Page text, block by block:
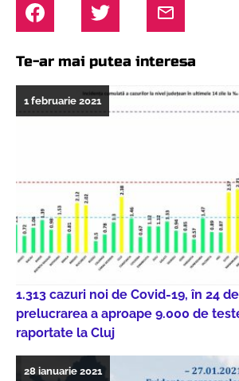
Te-ar mai putea interesa
1.313 cazuri noi de Covid-19, în 24
prelucrarea a aproape 9.000 de
raportate la Cluj
1 februarie 2021
28 ianuarie 2021